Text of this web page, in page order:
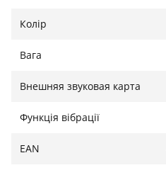
Колір
Вага
Внешняя звуковая карта
Функція вібрації
EAN